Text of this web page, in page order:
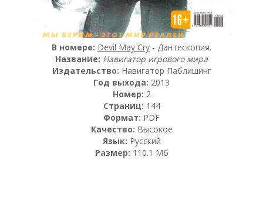
В номере: Devil May Cry - Дантескопия.
Название: Навигатор игрового мира
Издательство: Навигатор Паблишинг
Год выхода: 2013
Номер: 2
Страниц: 144
Формат: PDF
Качество: Высокое
Язык: Русский
Размер: 110.1 Мб